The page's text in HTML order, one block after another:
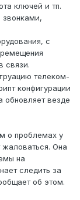
ключей и тп.
звонками,
с
связи.
телеком-
конфигурации
везде
о проблемах у
жаловаться. Она
на
следить за
об этом.